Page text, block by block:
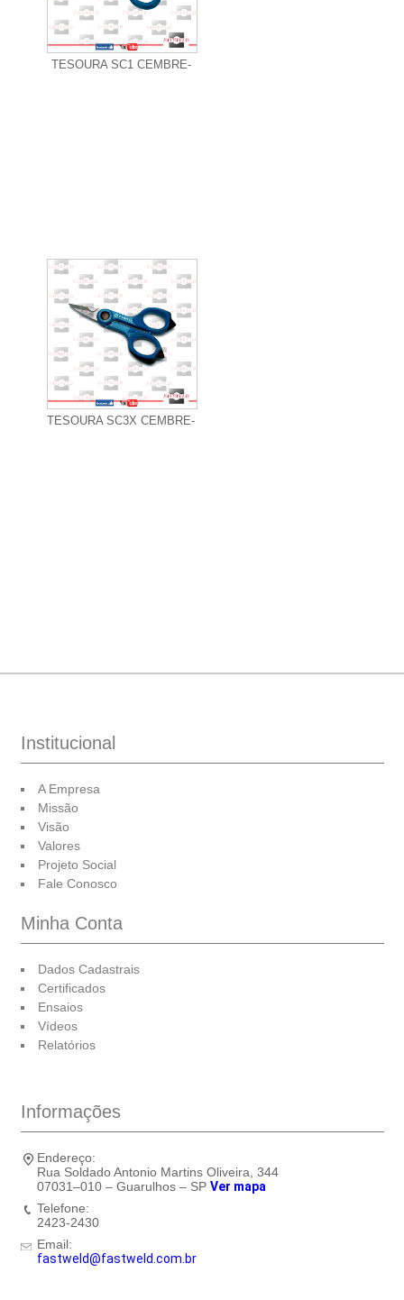
+ Informações
TESOURA SC1 CEMBRE-
+ Informações
TESOURA SC3X CEMBRE-
Institucional
A Empresa
Missão
Visão
Valores
Projeto Social
Fale Conosco
Minha Conta
Dados Cadastrais
Certificados
Ensaios
Vídeos
Relatórios
Informações
Endereço:
Rua Soldado Antonio Martins Oliveira, 344
07031–010 – Guarulhos – SP Ver mapa
Telefone:
2423-2430
Email:
fastweld@fastweld.com.br